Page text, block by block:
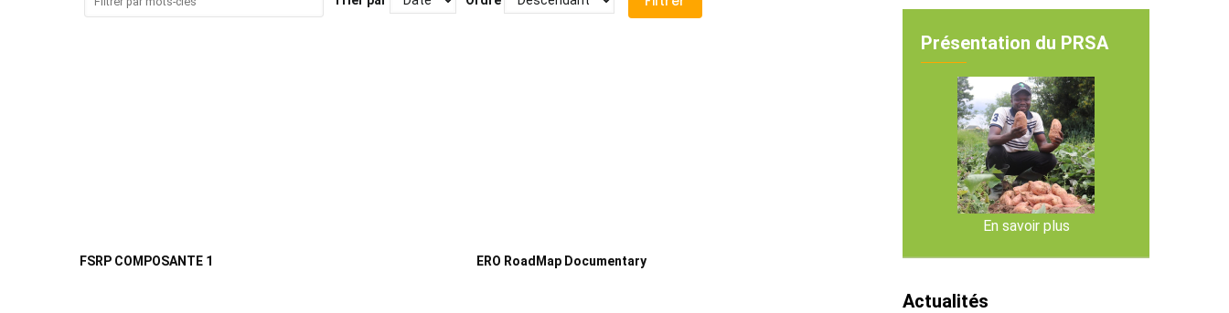
FSRP COMPOSANTE 1 ERO RoadMap Documentary
Présentation du PRSA
En savoir plus
Actualités